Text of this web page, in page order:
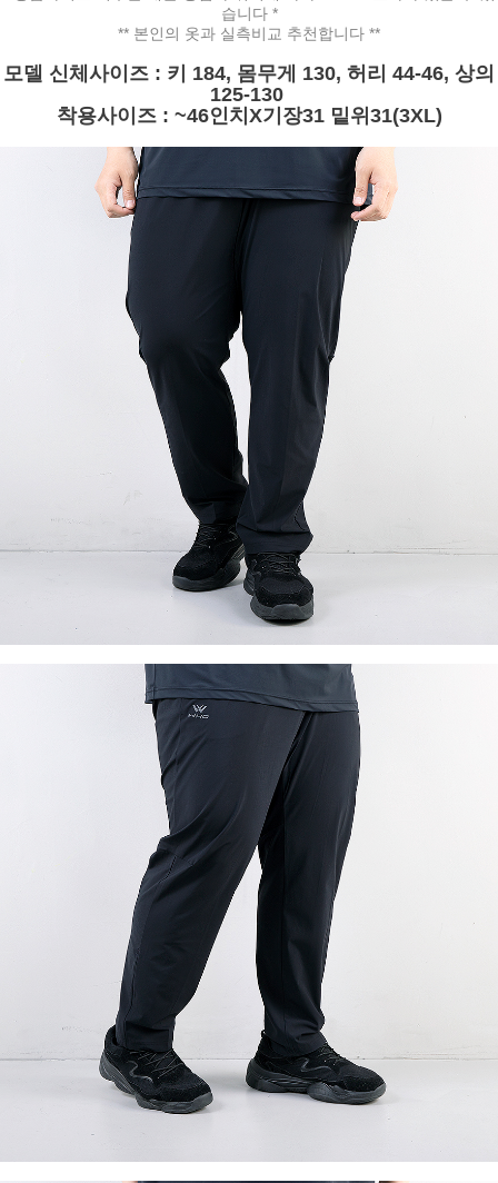
습니다 *
** 본인의 옷과 실측비교 추천합니다 **
모델 신체사이즈 : 키 184, 몸무게 130, 허리 44-46, 상의
125-130
착용사이즈 : ~46인치X기장31 밑위31(3XL)